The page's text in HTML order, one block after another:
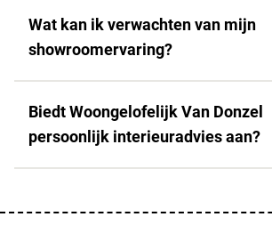
Wat kan ik verwachten van mijn
showroomervaring?
Biedt Woongelofelijk Van Donzel
persoonlijk interieuradvies aan?